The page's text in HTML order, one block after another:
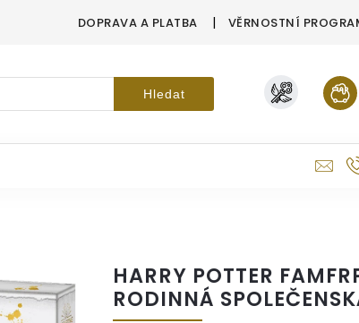
DOPRAVA A PLATBA VĚRNOSTNÍ
Hledat
HARRY POTTER
RODINNÁ